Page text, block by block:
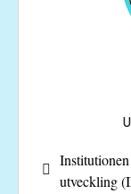
utveckling